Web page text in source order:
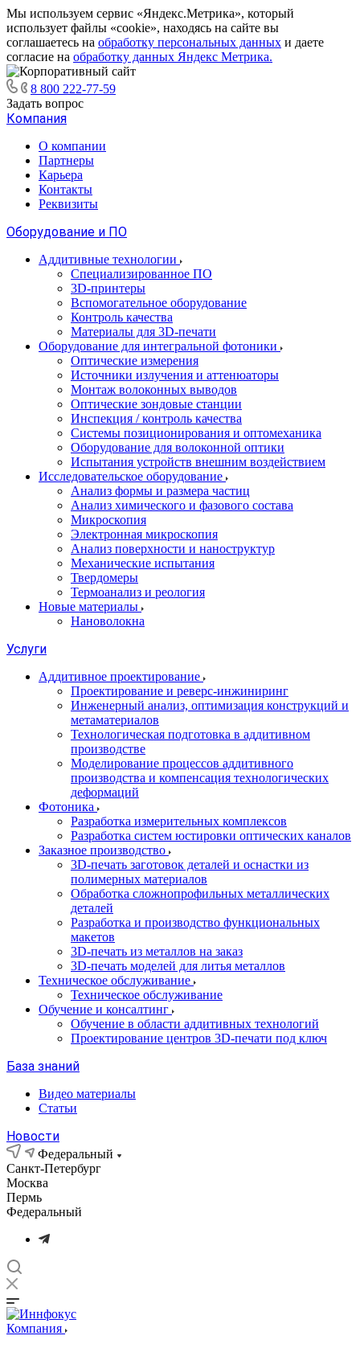
Мы используем сервис «Яндекс.Метрика», который
использует файлы «cookie», находясь на сайте вы
соглашаетесь на обработку персональных данных и даете
согласие на обработку данных Яндекс Метрика.
8 800 222-77-59
Задать вопрос
Компания
О компании
Партнеры
Карьера
Контакты
Реквизиты
Оборудование и ПО
Аддитивные технологии
Специализированное ПО
3D-принтеры
Вспомогательное оборудование
Контроль качества
Материалы для 3D-печати
Оборудование для интегральной фотоники
Оптические измерения
Источники излучения и аттенюаторы
Монтаж волоконных выводов
Оптические зондовые станции
Инспекция / контроль качества
Системы позиционирования и оптомеханика
Оборудование для волоконной оптики
Испытания устройств внешним воздействием
Исследовательское оборудование
Анализ формы и размера частиц
Анализ химического и фазового состава
Микроскопия
Электронная микроскопия
Анализ поверхности и наноструктур
Механические испытания
Твердомеры
Термоанализ и реология
Новые материалы
Нановолокна
Услуги
Аддитивное проектирование
Проектирование и реверс-инжиниринг
Инженерный анализ, оптимизация конструкций и
метаматериалов
Технологическая подготовка в аддитивном
производстве
Моделирование процессов аддитивного
производства и компенсация технологических
деформаций
Фотоника
Разработка измерительных комплексов
Разработка систем юстировки оптических каналов
Заказное производство
3D-печать заготовок деталей и оснастки из
полимерных материалов
Обработка сложнопрофильных металлических
деталей
Разработка и производство функциональных
макетов
3D-печать из металлов на заказ
3D-печать моделей для литья металлов
Техническое обслуживание
Техническое обслуживание
Обучение и консалтинг
Обучение в области аддитивных технологий
Проектирование центров 3D-печати под ключ
База знаний
Видео материалы
Статьи
Новости
Федеральный
Санкт-Петербург
Москва
Пермь
Федеральный
Компания